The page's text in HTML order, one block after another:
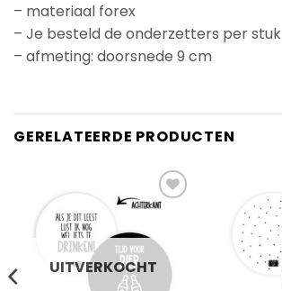
– materiaal forex
– Je besteld de onderzetters per stuk
– afmeting: doorsnede 9 cm
GERELATEERDE PRODUCTEN
Add to
UITVERKOCHT